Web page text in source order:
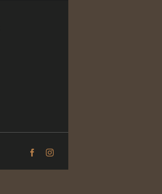
FacebookInstagram